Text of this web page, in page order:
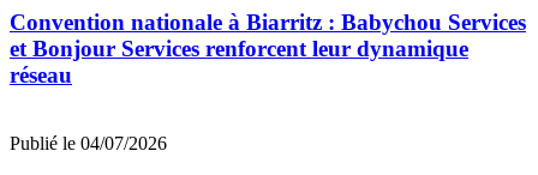
Convention nationale à Biarritz : Babychou Services
et Bonjour Services renforcent leur dynamique
réseau
Publié le 04/07/2026